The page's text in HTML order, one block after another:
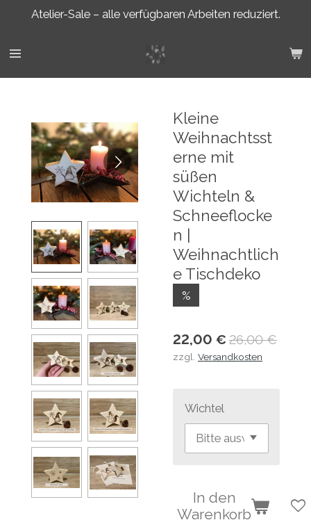
springen
Atelier-Sale – alle verfügbaren Arbeiten reduziert.
Kleine
Weihnachtsst
erne mit
süßen
Wichteln &
Schneeflocke
n |
Weihnachtlich
e Tischdeko
%
22,00 € 26,00 €
zzgl. Versandkosten
Wichtel
In den
Warenkorb